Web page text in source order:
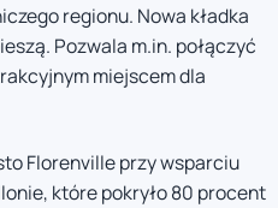
regionu. Nowa kładka
Pozwala m.in. połączyć
miejscem dla
Florenville przy wsparciu
które pokryło 80 procent